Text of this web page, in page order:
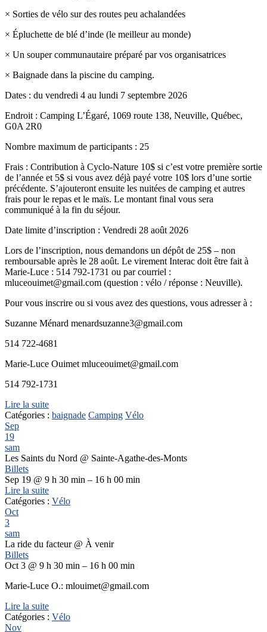
× Sorties de vélo sur des routes peu achalandées
× Épluchette de blé d’inde (le meilleur au monde)
× Un souper communautaire préparé par vos organisatrices
× Baignade dans la piscine du camping.
Dates : du vendredi 4 au lundi 7 septembre 2026
Endroit : Camping L’Égaré, 1069 route 138, Neuville, Québec,
G0A 2R0
Nombre maximum de participants : 25
Frais : Contribution à Cyclo-Nature 10$ si c’est votre première sortie
de l’année et 5$ si vous avez déjà payé votre 10$ lors d’une sortie
précédente. S’ajouteront ensuite les nuitées de camping et autres
frais pour le repas et le maïs. Le montant final vous sera
communiqué à la fin du séjour.
Date limite d’inscription : Vendredi 28 août 2026
Lors de l’inscription, nous demandons un dépôt de 25$ – non
remboursable après le 28 août. Le virement Interac doit être fait à
Marie-Luce : 514 792-1731 ou par courriel :
mluceouimet@gmail.com (question : vélo / réponse : Neuville).
Pour vous inscrire ou si vous avez des questions, vous adresser à :
Suzanne Ménard menardsuzanne3@gmail.com
514 722-4681
Marie-Luce Ouimet mluceouimet@gmail.com
514 792-1731
Lire la suite
Catégories : baignade Camping Vélo
Sep
19
sam
Les Saints du Nord @ Sainte-Agathe-des-Monts
Billets
Sep 19 @ 9 h 30 min – 16 h 00 min
Lire la suite
Catégories : Vélo
Oct
3
sam
La ride du facteur @ À venir
Billets
Oct 3 @ 9 h 30 min – 16 h 00 min
Marie-Luce O.: mlouimet@gmail.com
Lire la suite
Catégories : Vélo
Nov